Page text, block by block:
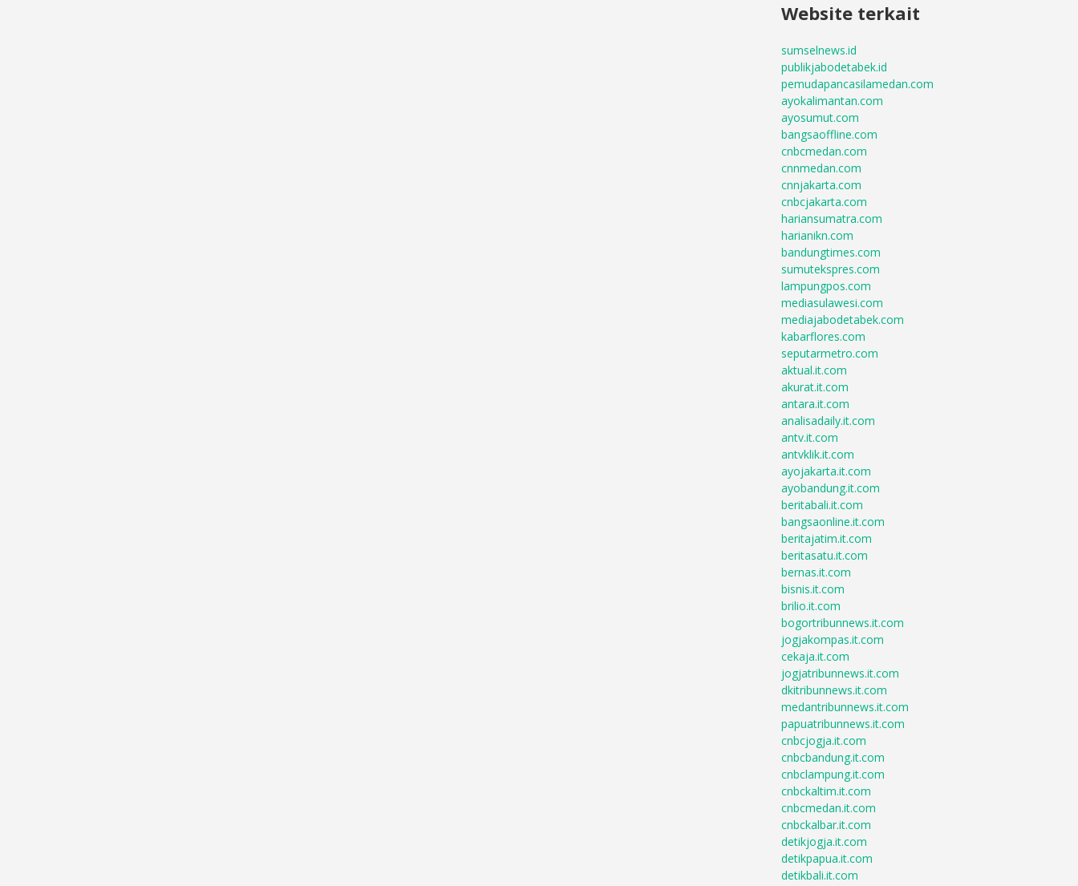
Website terkait
sumselnews.id
publikjabodetabek.id
pemudapancasilamedan.com
ayokalimantan.com
ayosumut.com
bangsaoffline.com
cnbcmedan.com
cnnmedan.com
cnnjakarta.com
cnbcjakarta.com
hariansumatra.com
harianikn.com
bandungtimes.com
sumutekspres.com
lampungpos.com
mediasulawesi.com
mediajabodetabek.com
kabarflores.com
seputarmetro.com
aktual.it.com
akurat.it.com
antara.it.com
analisadaily.it.com
antv.it.com
antvklik.it.com
ayojakarta.it.com
ayobandung.it.com
beritabali.it.com
bangsaonline.it.com
beritajatim.it.com
beritasatu.it.com
bernas.it.com
bisnis.it.com
brilio.it.com
bogortribunnews.it.com
jogjakompas.it.com
cekaja.it.com
jogjatribunnews.it.com
dkitribunnews.it.com
medantribunnews.it.com
papuatribunnews.it.com
cnbcjogja.it.com
cnbcbandung.it.com
cnbclampung.it.com
cnbckaltim.it.com
cnbcmedan.it.com
cnbckalbar.it.com
detikjogja.it.com
detikpapua.it.com
detikbali.it.com